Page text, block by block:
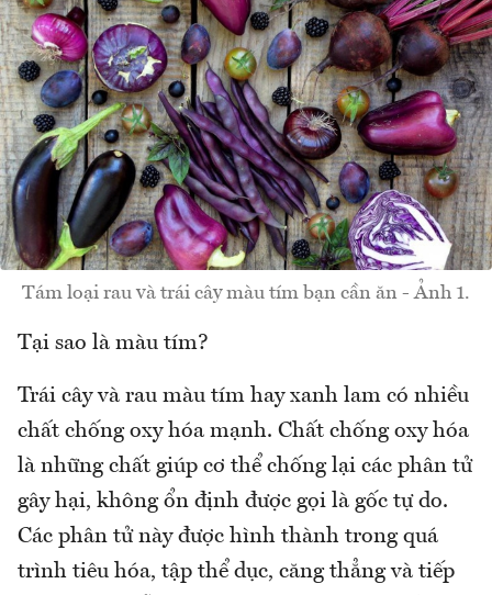
Tám loại rau và trái cây màu tím bạn cần ăn - Ảnh 1.
Tại sao là màu tím?
Trái cây và rau màu tím hay xanh lam có nhiều
chất chống oxy hóa mạnh. Chất chống oxy hóa
là những chất giúp cơ thể chống lại các phân tử
gây hại, không ổn định được gọi là gốc tự do.
Các phân tử này được hình thành trong quá
trình tiêu hóa, tập thể dục, căng thẳng và tiếp